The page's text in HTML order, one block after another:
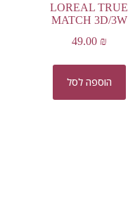
LOREAL TRUE
MATCH 3D/3W
49.00 ₪
הוספה לסל